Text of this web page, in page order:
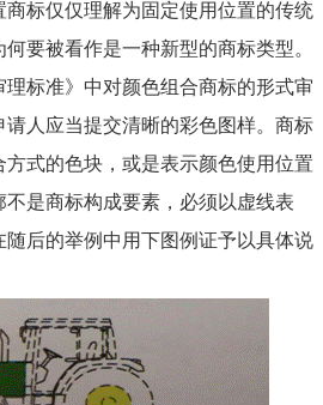
标仅仅理解为固定使用位置的传统
要被看作是一种新型的商标类型。
标准》中对颜色组合商标的形式审
人应当提交清晰的彩色图样。商标
方式的色块，或是表示颜色使用位置
是商标构成要素，必须以虚线表
后的举例中用下图例证予以具体说